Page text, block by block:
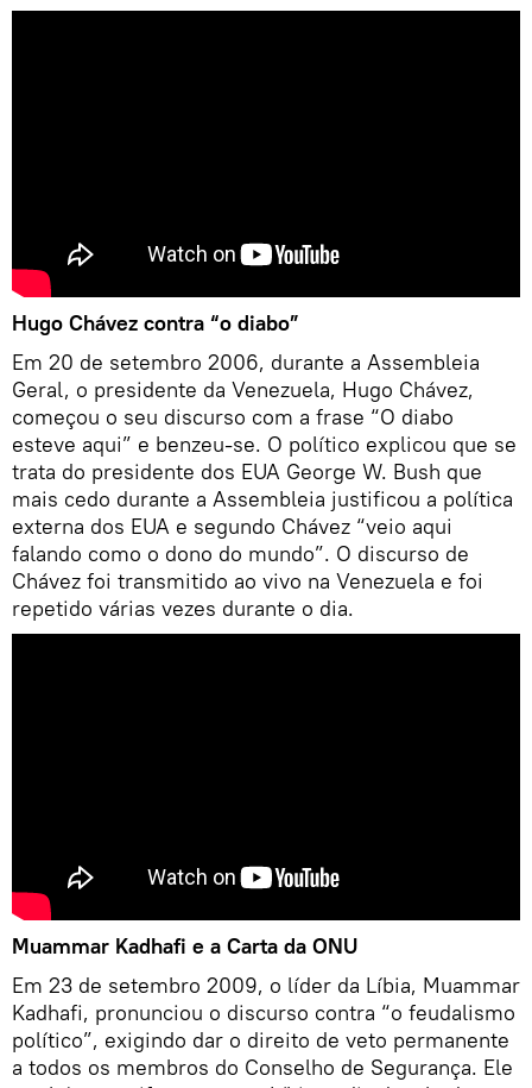
Hugo Chávez contra “o diabo”
Em 20 de setembro 2006, durante a Assembleia
Geral, o presidente da Venezuela, Hugo Chávez,
começou o seu discurso com a frase “O diabo
esteve aqui” e benzeu-se. O político explicou que se
trata do presidente dos EUA George W. Bush que
mais cedo durante a Assembleia justificou a política
externa dos EUA e segundo Chávez “veio aqui
falando como o dono do mundo”. O discurso de
Chávez foi transmitido ao vivo na Venezuela e foi
repetido várias vezes durante o dia.
Muammar Kadhafi e a Carta da ONU
Em 23 de setembro 2009, o líder da Líbia, Muammar
Kadhafi, pronunciou o discurso contra “o feudalismo
político”, exigindo dar o direito de veto permanente
a todos os membros do Conselho de Segurança. Ele